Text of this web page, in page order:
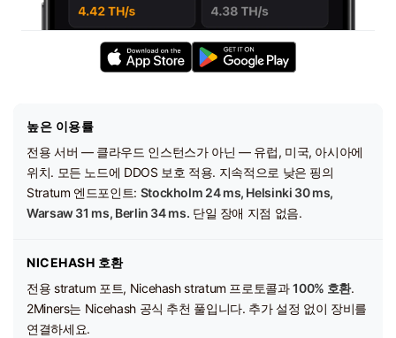
높은 이용률
전용 서버 — 클라우드 인스턴스가 아닌 — 유럽, 미국, 아시아에
위치. 모든 노드에 DDOS 보호 적용. 지속적으로 낮은 핑의
Stratum 엔드포인트: Stockholm 24 ms, Helsinki 30 ms,
Warsaw 31 ms, Berlin 34 ms. 단일 장애 지점 없음.
NICEHASH 호환
전용 stratum 포트, Nicehash stratum 프로토콜과100% 호환.
2Miners는 Nicehash 공식 추천 풀입니다. 추가 설정 없이 장비를
연결하세요.